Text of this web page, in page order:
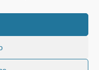
reservados | Registro Oficial